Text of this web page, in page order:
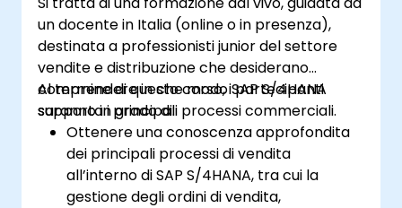
S/4HANA.
un docente in Italia (online o in presenza),
destinata a professionisti junior del settore
vendite e distribuzione che desiderano
comprendere in che modo SAP S/4HANA
supporta i principali processi commerciali.
Al termine di questo corso, i partecipanti
saranno in grado di:
Ottenere una conoscenza approfondita
dei principali processi di vendita
all’interno di SAP S/4HANA, tra cui la
gestione degli ordini di vendita,